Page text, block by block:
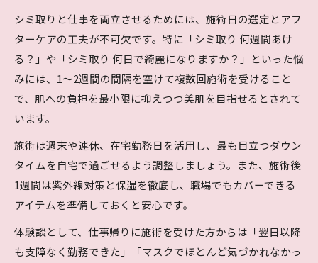
シミ取りと仕事を両立させるためには、施術日の選定とアフ
ターケアの工夫が不可欠です。特に「シミ取り 何週間あけ
る？」や「シミ取り 何日で綺麗になりますか？」といった悩
みには、1～2週間の間隔を空けて複数回施術を受けること
で、肌への負担を最小限に抑えつつ美肌を目指せるとされて
います。
施術は週末や連休、在宅勤務日を活用し、最も目立つダウン
タイムを自宅で過ごせるよう調整しましょう。また、施術後
1週間は紫外線対策と保湿を徹底し、職場でもカバーできる
アイテムを準備しておくと安心です。
体験談として、仕事帰りに施術を受けた方からは「翌日以降
も支障なく勤務できた」「マスクでほとんど気づかれなかっ